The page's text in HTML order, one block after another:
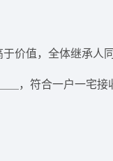
价值，全体继承人
，符合一户一宅接